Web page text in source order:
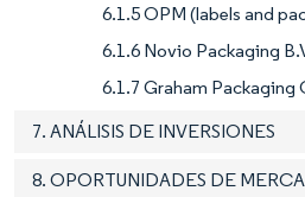
6.1.5 OPM (labels and
6.1.6 Novio Packaging
6.1.7 Graham Packaging
7. ANÁLISIS DE INVERSIONES
8. OPORTUNIDADES DE